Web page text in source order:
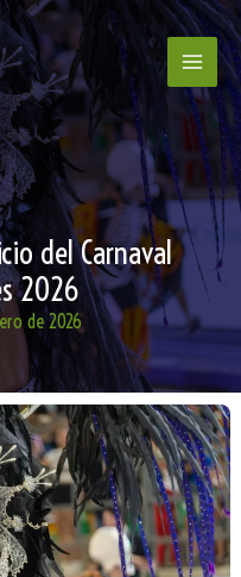
del Carnaval
2026
de 2026